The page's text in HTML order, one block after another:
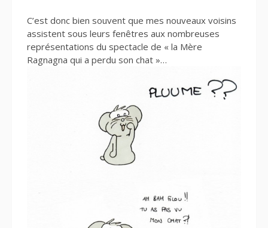
C’est donc bien souvent que mes nouveaux voisins
assistent sous leurs fenêtres aux nombreuses
représentations du spectacle de « la Mère
Ragnagna qui a perdu son chat »…